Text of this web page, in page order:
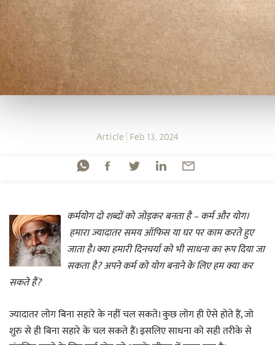
Article Feb 13, 2024
कर्मयोग दो शब्दों को जोड़कर बनता है – कर्म और योग।
हमारा ज्यादातर समय ऑफिस या घर पर काम करते हुए
जाता है। क्या हमारी दिनचर्या को भी साधना का रूप दिया जा
सकता है? अपने कर्म को योग बनाने के लिए हम क्या कर
सकते हैं?
ज्यादातर लोग बिना सहारे के नहीं चल सकते। कुछ लोग ही ऐसे होते हैं, जो
शुरु से ही बिना सहारे के चल सकते हैं। इसलिए साधना को सही तरीके से